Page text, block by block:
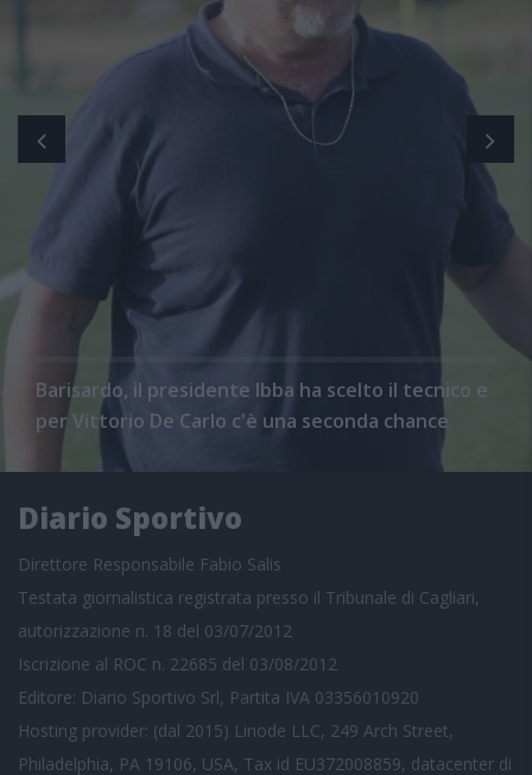
Barisardo, il presidente Ibba ha scelto il tecnico e
per Vittorio De Carlo c'è una seconda chance
Diario Sportivo
Direttore Responsabile Fabio Salis
Testata giornalistica registrata presso il Tribunale di Cagliari,
autorizzazione n. 18 del 03/07/2012
Iscrizione al ROC n. 22685 del 03/08/2012
Editore: Diario Sportivo Srl, Partita IVA 03356010920
Hosting provider: (dal 2015) Linode LLC, 249 Arch Street,
Philadelphia, PA 19106, USA, Tax id EU372008859, datacenter di